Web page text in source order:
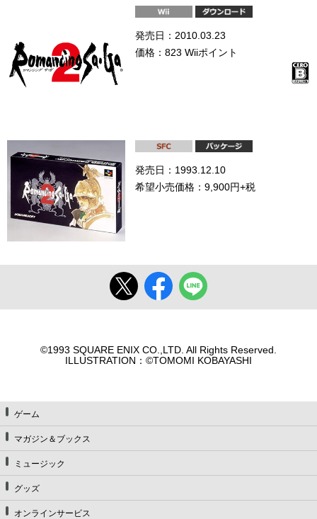
発売日：2010.03.23
価格：823 Wiiポイント
発売日：1993.12.10
希望小売価格：9,900円+税
©1993 SQUARE ENIX CO.,LTD. All Rights Reserved.
ILLUSTRATION：©TOMOMI KOBAYASHI
ゲーム
マガジン＆ブックス
ミュージック
グッズ
オンラインサービス